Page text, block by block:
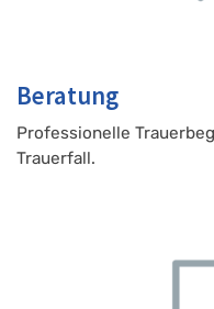
Beratung
Professionelle
Trauerfall.